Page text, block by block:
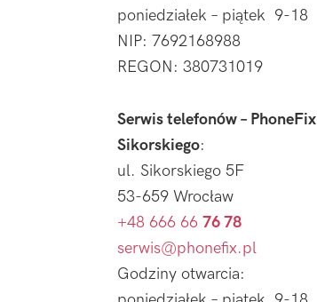
poniedziałek – piątek 9-18
NIP: 7692168988
REGON: 380731019
Serwis telefonów – PhoneFix
Sikorskiego:
ul. Sikorskiego 5F
53-659 Wrocław
+48 666 66 76 78
serwis@phonefix.pl
Godziny otwarcia: